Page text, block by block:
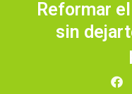
Reformar
sin